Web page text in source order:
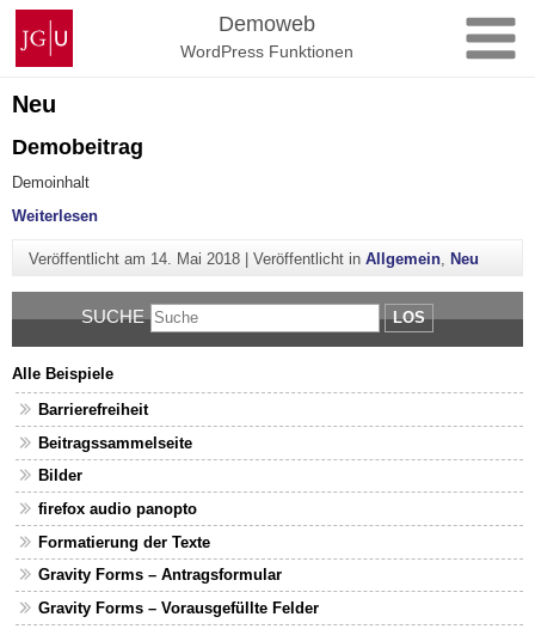
Zum
Inhalt
springen
Johannes
Gutenberg-
Universität
Mainz
Demoweb
WordPress Funktionen
Neu
Demobeitrag
Demoinhalt
Weiterlesen"Demobeitrag"
Veröffentlicht am 14. Mai 2018| Veröffentlicht in Allgemein, Neu
SUCHE LOS
Alle Beispiele
Barrierefreiheit
Beitragssammelseite
Bilder
firefox audio panopto
Formatierung der Texte
Gravity Forms – Antragsformular
Gravity Forms – Vorausgefüllte Felder